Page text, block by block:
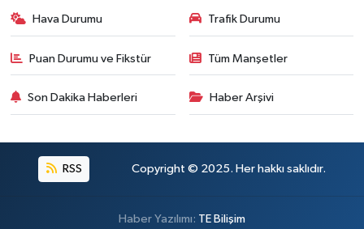
Hava Durumu Trafik Durumu
Puan Durumu ve Fikstür Tüm Manşetler
Son Dakika Haberleri Haber Arşivi
RSS Copyright © 2025. Her hakkı saklıdır.
Haber Yazılımı: TE Bilişim